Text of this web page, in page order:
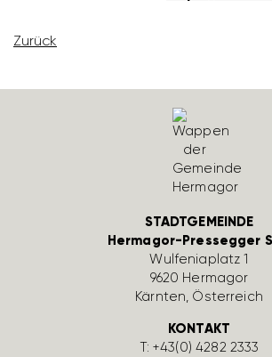
Zurück
STADTGEMEINDE
Hermagor-Pressegger
Wulfe­nia­platz 1
9620 Hermagor
Kärnten, Öster­reich
KONTAKT
T:+43(0) 4282 2333